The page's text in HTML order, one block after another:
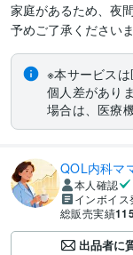
家庭があるため、夜
予めご了承くださいま
※本サービス
個人差があり
場合は、医療
QOL内科マ
本人確認
インボイ
総販売実績
出品者に